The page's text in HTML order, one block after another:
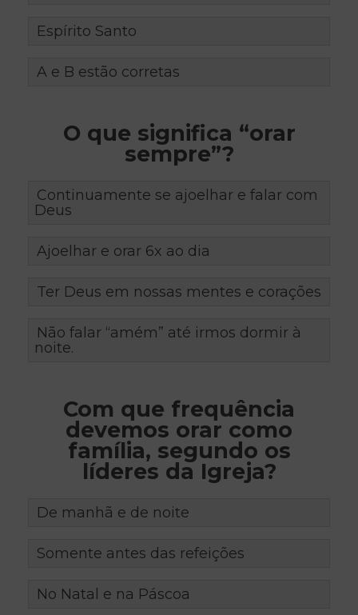
Espírito Santo
A e B estão corretas
O que significa “orar
sempre”?
Continuamente se ajoelhar e falar com
Deus
Ajoelhar e orar 6x ao dia
Ter Deus em nossas mentes e corações
Não falar “amém” até irmos dormir à
noite.
Com que frequência
devemos orar como
família, segundo os
líderes da Igreja?
De manhã e de noite
Somente antes das refeições
No Natal e na Páscoa